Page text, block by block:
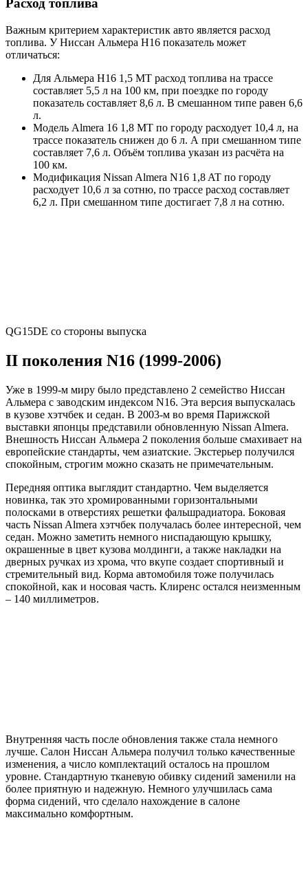
Расход топлива
Важным критерием характеристик авто является расход
топлива. У Ниссан Альмера Н16 показатель может
отличаться:
Для Альмера Н16 1,5 MT расход топлива на трассе
составляет 5,5 л на 100 км, при поездке по городу
показатель составляет 8,6 л. В смешанном типе равен 6,6
л.
Модель Almera 16 1,8 MT по городу расходует 10,4 л, на
трассе показатель снижен до 6 л. А при смешанном типе
составляет 7,6 л. Объём топлива указан из расчёта на
100 км.
Модификация Nissan Almera N16 1,8 AT по городу
расходует 10,6 л за сотню, по трассе расход составляет
6,2 л. При смешанном типе достигает 7,8 л на сотню.
QG15DE со стороны выпуска
II поколения N16 (1999-2006)
Уже в 1999-м миру было представлено 2 семейство Ниссан
Альмера с заводским индексом N16. Эта версия выпускалась
в кузове хэтчбек и седан. В 2003-м во время Парижской
выставки японцы представили обновленную Nissan Almera.
Внешность Ниссан Альмера 2 поколения больше смахивает на
европейские стандарты, чем азиатские. Экстерьер получился
спокойным, строгим можно сказать не примечательным.
Передняя оптика выглядит стандартно. Чем выделяется
новинка, так это хромированными горизонтальными
полосками в отверстиях решетки фальшрадиатора. Боковая
часть Nissan Almera хэтчбек получалась более интересной, чем
седан. Можно заметить немного ниспадающую крышку,
окрашенные в цвет кузова молдинги, а также накладки на
дверных ручках из хрома, что вкупе создает спортивный и
стремительный вид. Корма автомобиля тоже получилась
спокойной, как и носовая часть. Клиренс остался неизменным
– 140 миллиметров.
Внутренняя часть после обновления также стала немного
лучше. Салон Ниссан Альмера получил только качественные
изменения, а число комплектаций осталось на прошлом
уровне. Стандартную тканевую обивку сидений заменили на
более приятную и надежную. Немного улучшилась сама
форма сидений, что сделало нахождение в салоне
максимально комфортным.